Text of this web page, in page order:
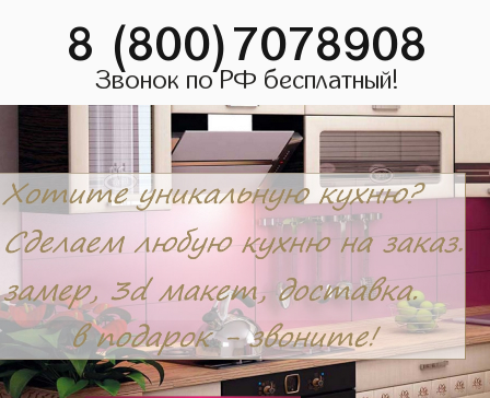
8 (800)7078908
Звонок по РФ бесплатный!